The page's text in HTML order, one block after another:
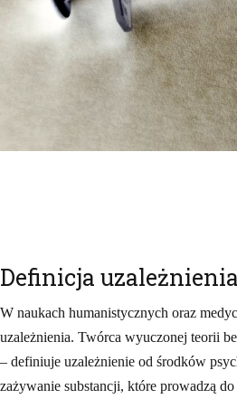
Definicja uzależnienia
W naukach humanistycznych oraz
uzależnienia. Twórca wyuczonej teorii
– definiuje uzależnienie od środków
zażywanie substancji, które prowadzą